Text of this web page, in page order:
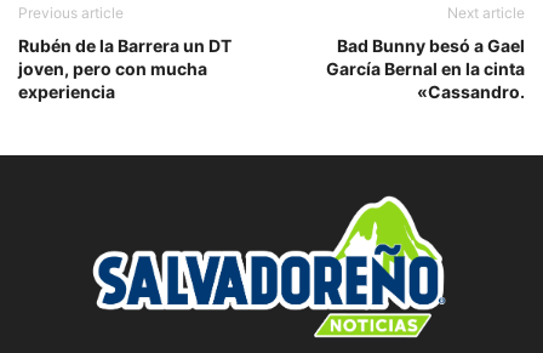
Previous article
Rubén de la Barrera un DT
joven, pero con mucha
experiencia
Next article
Bad Bunny besó a Gael
García Bernal en la cinta
«Cassandro.